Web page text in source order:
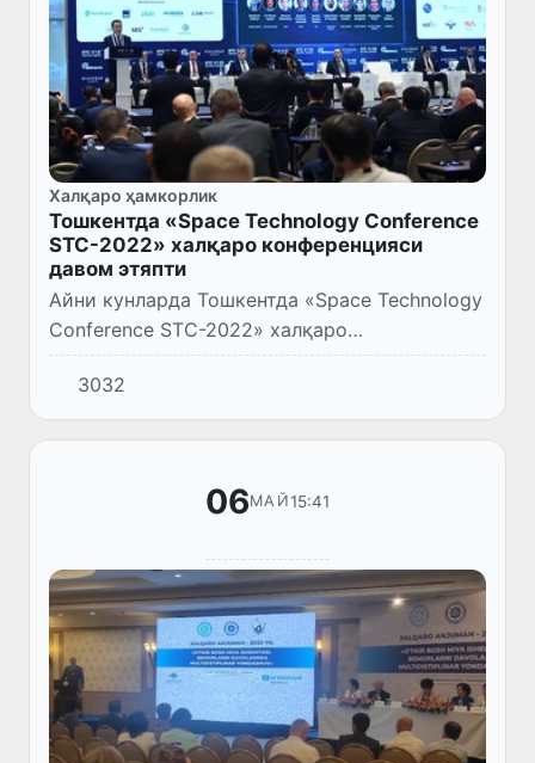
Халқаро ҳамкорлик
Тошкентда «Space Technology Conference
STC-2022» халқаро конференцияси
давом этяпти
Айни кунларда Тошкентда «Space Technology
Conference STC-2022» халқаро
конференцияси бўлиб ўтяпти. Унда бир нечта
хорижий давлатлар вакиллари ҳам иштирок
этяпти.
3032
06МАЙ15:41